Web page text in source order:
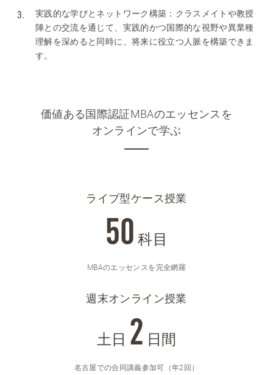
実践的な学びとネットワーク構築：クラスメイトや教授
陣との交流を通じて、実践的かつ国際的な視野や異業種
理解を深めると同時に、将来に役立つ人脈を構築できま
す。
価値ある国際認証MBAのエッセンスを
オンラインで学ぶ
ライブ型ケース授業
50 科目
MBAのエッセンスを完全網羅
週末オンライン授業
土日 2 日間
名古屋での合同講義参加可（年2回）